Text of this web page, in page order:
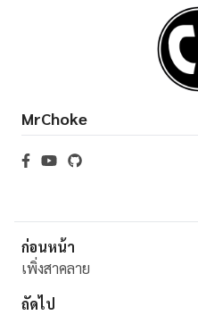
MrChoke
ก่อนหน้า
เพิ่งสาคลาย
ถัดไป